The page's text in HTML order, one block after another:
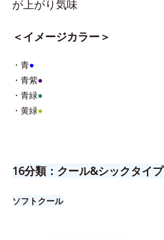
が上がり気味
＜イメージカラー＞
・青●
・青紫●
・青緑●
・黄緑●
16分類：クール&シックタイプ
ソフトクール